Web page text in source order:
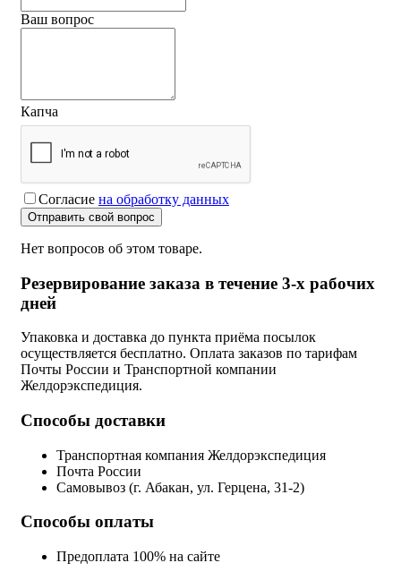
Ваш вопрос
Капча
Согласие на обработку данных
Отправить свой вопрос
Нет вопросов об этом товаре.
Резервирование заказа в течение 3-х рабочих
дней
Упаковка и доставка до пункта приёма посылок
осуществляется бесплатно. Оплата заказов по тарифам
Почты России и Транспортной компании
Желдорэкспедиция.
Способы доставки
Транспортная компания Желдорэкспедиция
Почта России
Самовывоз (г. Абакан, ул. Герцена, 31-2)
Способы оплаты
Предоплата 100% на сайте